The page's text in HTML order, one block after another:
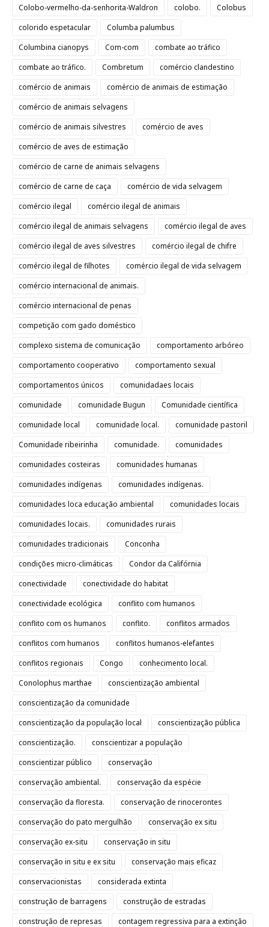
Colobo-vermelho-da-senhorita-Waldron
colobo.
Colobus
colorido espetacular
Columba palumbus
Columbina cianopys
Com-com
combate ao tráfico
combate ao tráfico.
Combretum
comércio clandestino
comércio de animais
comércio de animais de estimação
comércio de animais selvagens
comércio de animais silvestres
comércio de aves
comércio de aves de estimação
comércio de carne de animais selvagens
comércio de carne de caça
comércio de vida selvagem
comércio ilegal
comércio ilegal de animais
comércio ilegal de animais selvagens
comércio ilegal de aves
comércio ilegal de aves silvestres
comércio ilegal de chifre
comércio ilegal de filhotes
comércio ilegal de vida selvagem
comércio internacional de animais.
comércio internacional de penas
competição com gado doméstico
complexo sistema de comunicação
comportamento arbóreo
comportamento cooperativo
comportamento sexual
comportamentos únicos
comunidadaes locais
comunidade
comunidade Bugun
Comunidade científica
comunidade local
comunidade local.
comunidade pastoril
Comunidade ribeirinha
comunidade.
comunidades
comunidades costeiras
comunidades humanas
comunidades indígenas
comunidades indígenas.
comunidades loca educação ambiental
comunidades locais
comunidades locais.
comunidades rurais
comunidades tradicionais
Conconha
condições micro-climáticas
Condor da Califórnia
conectividade
conectividade do habitat
conectividade ecológica
conflito com humanos
conflito com os humanos
conflito.
conflitos armados
conflitos com humanos
conflitos humanos-elefantes
conflitos regionais
Congo
conhecimento local.
Conolophus marthae
conscientização ambiental
conscientização da comunidade
conscientização da população local
conscientização pública
conscientização.
conscientizar a população
conscientizar público
conservação
conservação ambiental.
conservação da espécie
conservação da floresta.
conservação de rinocerontes
conservação do pato mergulhão
conservação ex situ
conservação ex-situ
conservação in situ
conservação in situ e ex situ
conservação mais eficaz
conservacionistas
considerada extinta
construção de barragens
construção de estradas
construção de represas
contagem regressiva para a extinção